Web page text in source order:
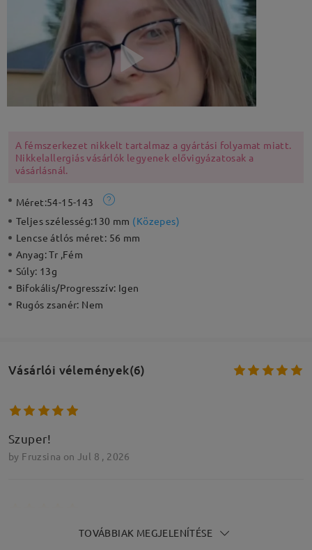
A fémszerkezet nikkelt tartalmaz a gyártási folyamat miatt.
Nikkelallergiás vásárlók legyenek elővigyázatosak a
vásárlásnál.
Méret:54-15-143
Teljes szélesség:130 mm (Közepes)
Lencse átlós méret: 56 mm
Anyag:Tr ,Fém
Súly: 13g
Bifokális/Progresszív: Igen
Rugós zsanér: Nem
Vásárlói vélemények(6)
Szuper!
by Fruzsina on Jul 8 , 2026
Nagyon jó, kényelmes. Jó minőségű a lencse is
TOVÁBBIAK MEGJELENÍTÉSE